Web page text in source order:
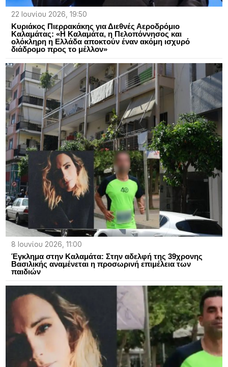
22 Ιουνίου 2026, 19:50
Κυριάκος Πιερρακάκης για Διεθνές Αεροδρόμιο
Καλαμάτας: «H Καλαμάτα, η Πελοπόννησος και
ολόκληρη η Ελλάδα αποκτούν έναν ακόμη ισχυρό
διάδρομο προς το μέλλον»
8 Ιουνίου 2026, 11:00
Έγκλημα στην Καλαμάτα: Στην αδελφή της 39χρονης
Βασιλικής αναμένεται η προσωρινή επιμέλεια των
παιδιών